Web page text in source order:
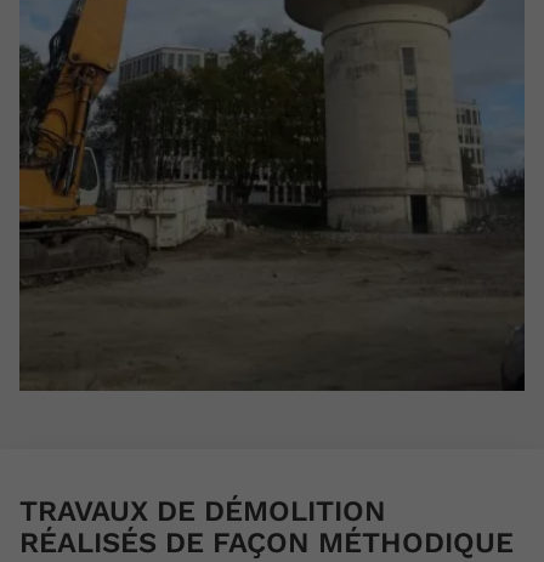
TRAVAUX DE DÉMOLITION
RÉALISÉS DE FAÇON MÉTHODIQUE